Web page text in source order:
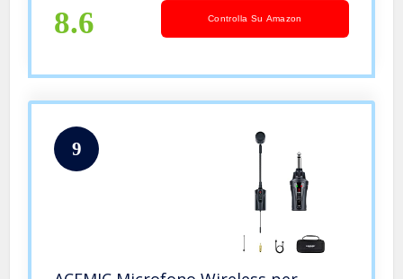
ecc
8.6 Controlla Su Amazon
9